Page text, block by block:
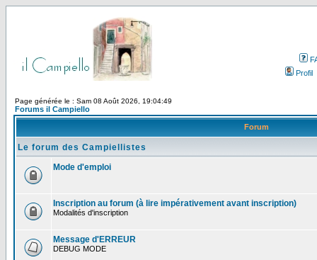
Profil
Page générée le : Sam 08 Août 2026, 19:04:49
Forums il Campiello
Forum
Le forum des Campiellistes
Mode d'emploi
Inscription au forum (à lire impérativement avant inscription)
Modalités d'inscription
Message d'ERREUR
DEBUG MODE